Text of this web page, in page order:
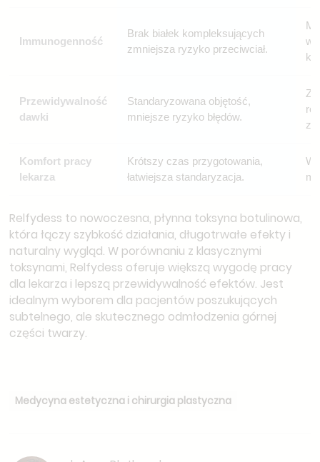
Immunogenność
Brak białek kompleksujących
zmniejsza ryzyko przeciwciał.
Przewidywalność
dawki
Standaryzowana objętość,
mniejsze ryzyko błędów.
Komfort pracy
lekarza
Krótszy czas przygotowania,
łatwiejsza standaryzacja.
Relfydess to nowoczesna, płynna toksyna botulinowa,
która łączy szybkość działania, długotrwałe efekty i
naturalny wygląd. W porównaniu z klasycznymi
toksynami, Relfydess oferuje większą wygodę pracy
dla lekarza i lepszą przewidywalność efektów. Jest
idealnym wyborem dla pacjentów poszukujących
subtelnego, ale skutecznego odmłodzenia górnej
części twarzy.
Medycyna estetyczna i chirurgia plastyczna